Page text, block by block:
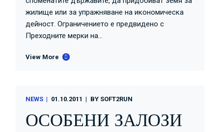
жилище или за упражняване на икономическа
дейност. Ограничението е предвидено с
Преходните мерки на...
View More
NEWS 01.10.2011 BY SOFT2RUN
ОСОБЕНИ ЗАЛОЗИ